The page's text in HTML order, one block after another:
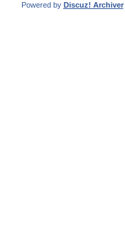
Powered by Discuz! Archiver